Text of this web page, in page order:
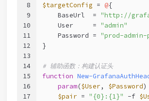
8
9
10
11
12
13
14
15
16
17
$targetConfig = @{
    BaseUrl  =
"http://
    User     =
"admin"
    Password =
"prod-admin-
}
# 辅助函数：构建认证头
function New-
param($User, $Password)
$pair = "{0}:{1}" -f